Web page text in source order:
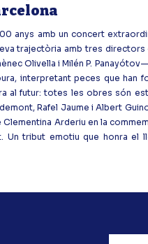
anys amb un concert
trajectòria amb tres directors
Olivella i Milén P.
interpretant peces que han
al futur: totes les obres són
Rafel Jaume i Albert
Arderiu en la
Un tribut emotiu que honra el